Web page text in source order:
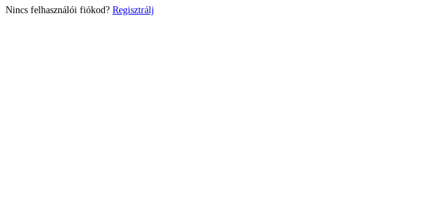
Nincs felhasználói fiókod? Regisztrálj